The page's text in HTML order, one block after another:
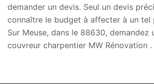
demander un devis. Seul un devis
connaître le budget à affecter à un tel
Sur Meuse, dans le 88630, demandez
couvreur charpentier MW Rénovation .